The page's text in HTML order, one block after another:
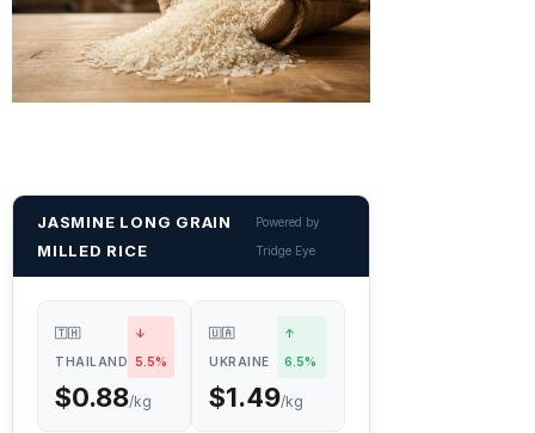
JASMINE LONG GRAIN
MILLED RICE
Powered by
Tridge Eye
🇹🇭
THAILAND
↓
5.5%
$0.88/kg
🇺🇦
UKRAINE
↑
6.5%
$1.49/kg